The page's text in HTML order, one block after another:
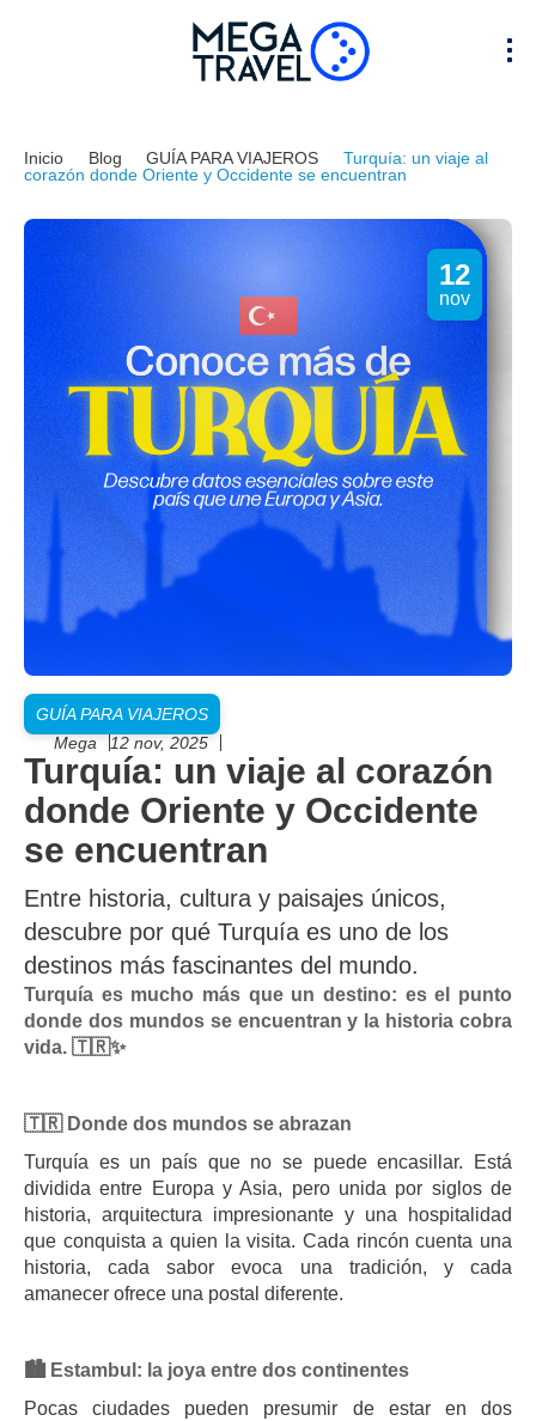
Inicio Blog GUÍA PARA VIAJEROS
Turquía: un viaje al
corazón donde Oriente y Occidente se encuentran
12
nov
GUÍA PARA VIAJEROS
Mega
12 nov, 2025
Turquía: un viaje al corazón
donde Oriente y Occidente
se encuentran
Entre historia, cultura y paisajes únicos,
descubre por qué Turquía es uno de los
destinos más fascinantes del mundo.
Turquía es mucho más que un destino: es el punto
donde dos mundos se encuentran y la historia cobra
vida. 🇹🇷✨
🇹🇷 Donde dos mundos se abrazan
Turquía es un país que no se puede encasillar. Está
dividida entre Europa y Asia, pero unida por siglos de
historia, arquitectura impresionante y una hospitalidad
que conquista a quien la visita. Cada rincón cuenta una
historia, cada sabor evoca una tradición, y cada
amanecer ofrece una postal diferente.
🏙️ Estambul: la joya entre dos continentes
Pocas ciudades pueden presumir de estar en dos